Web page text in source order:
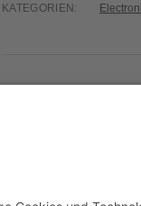
KATEGORIEN: